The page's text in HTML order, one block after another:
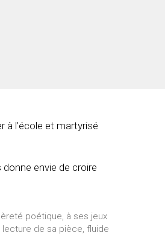
à l’école et martyrisé
envie de croire
poétique, à ses jeux
lecture de sa pièce, fluide